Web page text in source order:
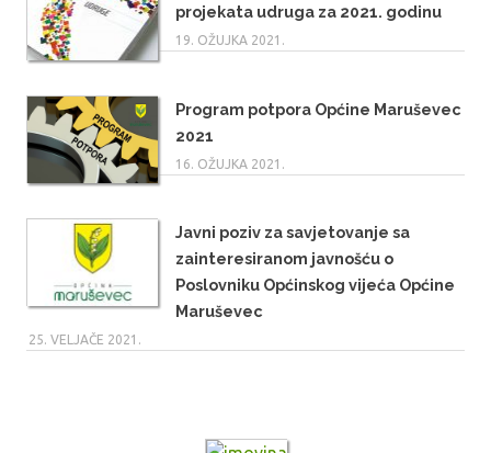
projekata udruga za 2021. godinu
19. OŽUJKA 2021.
Program potpora Općine Maruševec
2021
16. OŽUJKA 2021.
Javni poziv za savjetovanje sa
zainteresiranom javnošću o
Poslovniku Općinskog vijeća Općine
Maruševec
25. VELJAČE 2021.